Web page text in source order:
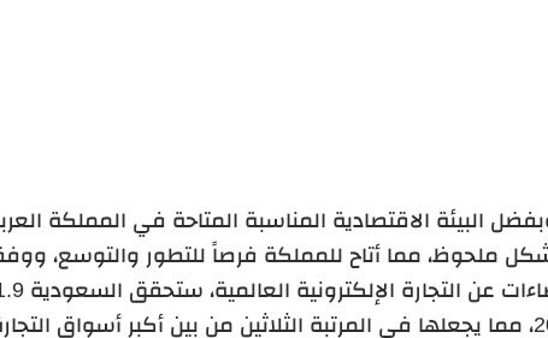
البيئة الاقتصادية المناسبة المتاحة في المملكة
ملحوظ، مما أتاح للمملكة فرصاً للتطور والتوسع،
للصندوق المعتمد لتقديم بيانات وإحصاءات عن
مليار دولار من العائدات في عام 2024، مما يجعلها في المرتبة الثلاثين من بين أكبر أسواق